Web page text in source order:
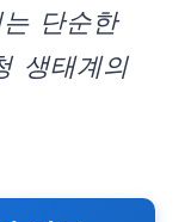
단순한
생태계의